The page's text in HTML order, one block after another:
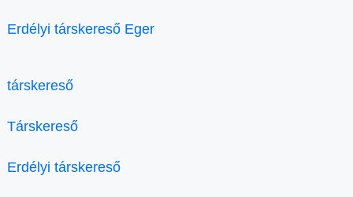
Erdélyi társkereső Eger
társkereső
Társkereső
Erdélyi társkereső